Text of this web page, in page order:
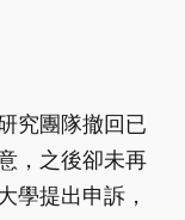
究團隊撤回已
，之後卻未再
學提出申訴，